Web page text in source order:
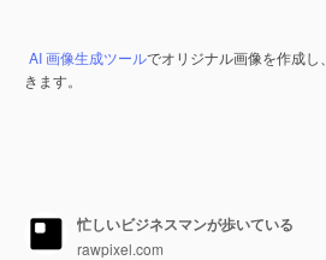
AI 画像生成ツールでオリジナル画像を作成し、
きます。
忙しいビジネスマンが歩いている
rawpixel.com